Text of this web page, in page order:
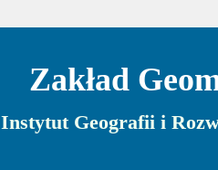
Zakład
Instytut Geografii i